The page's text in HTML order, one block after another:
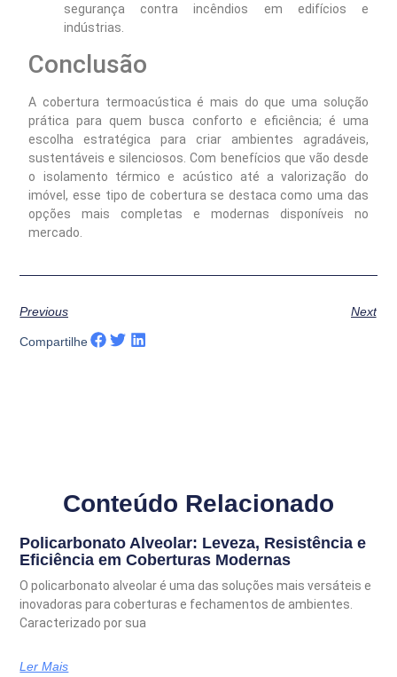
segurança contra incêndios em edifícios e
indústrias.
Conclusão
A cobertura termoacústica é mais do que uma solução
prática para quem busca conforto e eficiência; é uma
escolha estratégica para criar ambientes agradáveis,
sustentáveis e silenciosos. Com benefícios que vão desde
o isolamento térmico e acústico até a valorização do
imóvel, esse tipo de cobertura se destaca como uma das
opções mais completas e modernas disponíveis no
mercado.
Previous Next
Compartilhe
Conteúdo Relacionado
Policarbonato Alveolar: Leveza, Resistência e
Eficiência em Coberturas Modernas
O policarbonato alveolar é uma das soluções mais versáteis e
inovadoras para coberturas e fechamentos de ambientes.
Caracterizado por sua
Ler Mais